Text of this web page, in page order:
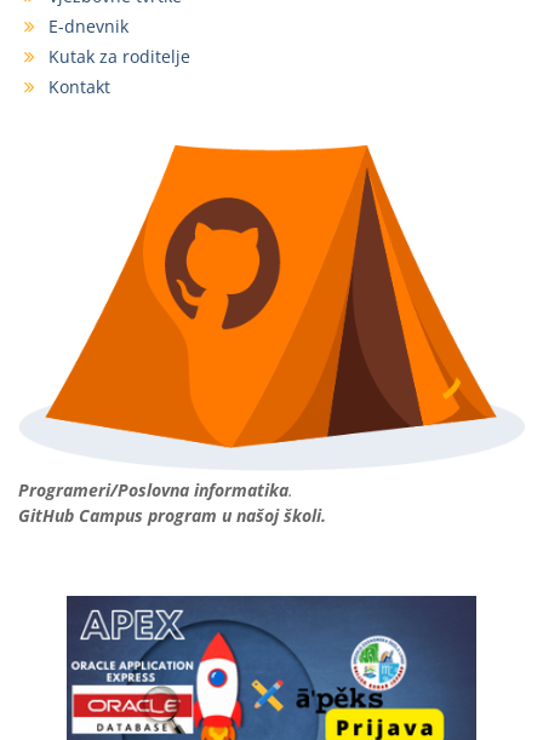
E-dnevnik
Kutak za roditelje
Kontakt
Programeri/Poslovna informatika.
GitHub Campus program u našoj školi.